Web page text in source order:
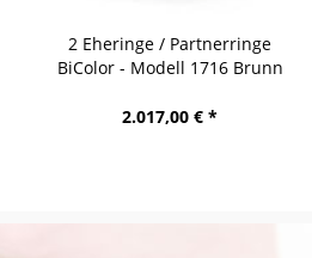
2 Eheringe / Partnerringe
BiColor - Modell 1716 Brunn
2.017,00 € *